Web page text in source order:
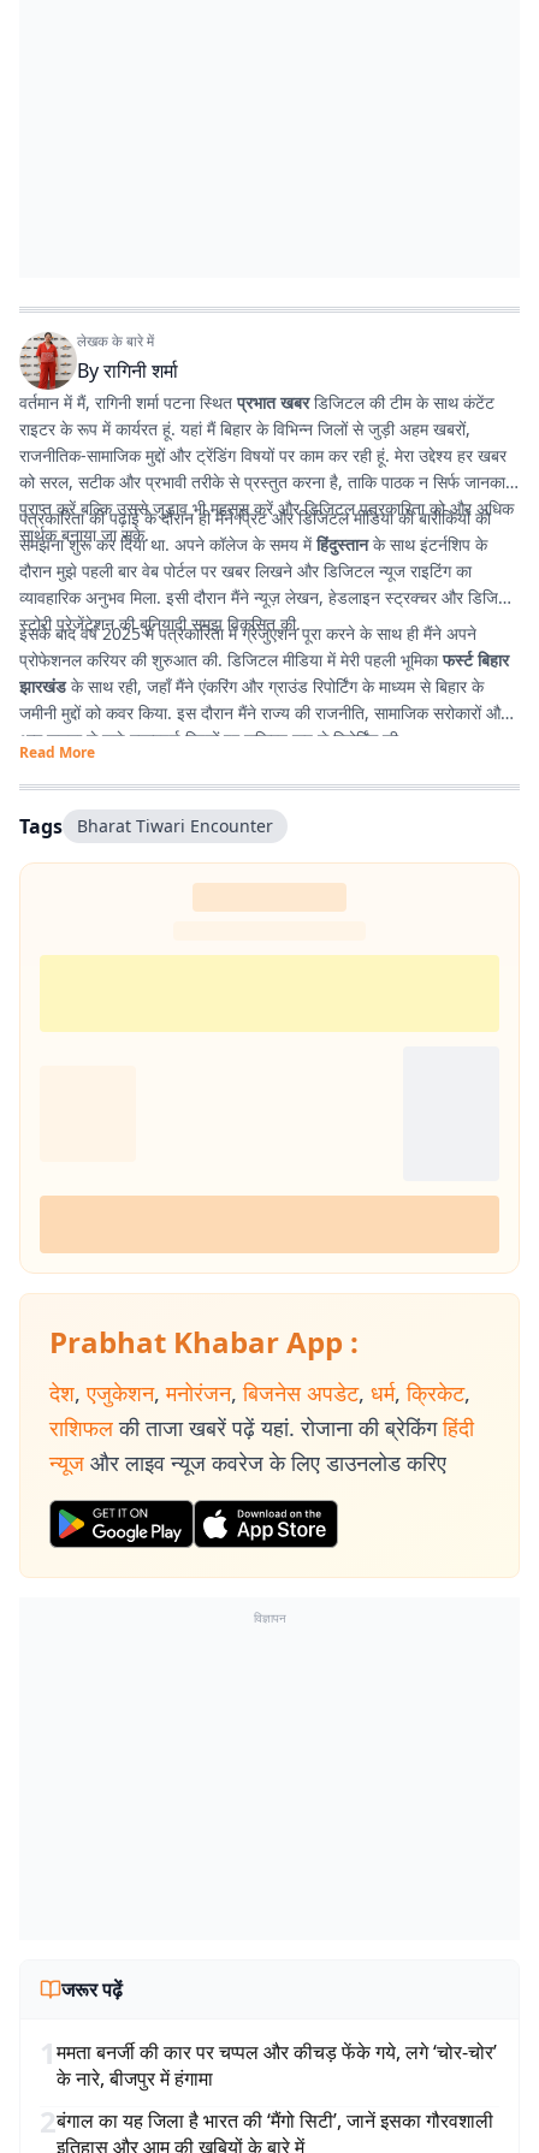
लेखक के बारे में
Byरागिनी शर्मा
वर्तमान में मैं, रागिनी शर्मा पटना स्थितप्रभात खबरडिजिटल की टीम के साथ कंटेंट
राइटर के रूप में कार्यरत हूं. यहां मैं बिहार के विभिन्न जिलों से जुड़ी अहम खबरों,
राजनीतिक-सामाजिक मुद्दों और ट्रेंडिंग विषयों पर काम कर रही हूं. मेरा उद्देश्य हर खबर
को सरल, सटीक और प्रभावी तरीके से प्रस्तुत करना है, ताकि पाठक न सिर्फ जानकारी
प्राप्त करें बल्कि उससे जुड़ाव भी महसूस करें और डिजिटल पत्रकारिता को और अधिक
सार्थक बनाया जा सके.
पत्रकारिता की पढ़ाई के दौरान ही मैंने प्रिंट और डिजिटल मीडिया की बारीकियों को
समझना शुरू कर दिया था. अपने कॉलेज के समय मेंहिंदुस्तानके साथ इंटर्नशिप के
दौरान मुझे पहली बार वेब पोर्टल पर खबर लिखने और डिजिटल न्यूज राइटिंग का
व्यावहारिक अनुभव मिला. इसी दौरान मैंने न्यूज़ लेखन, हेडलाइन स्ट्रक्चर और डिजिटल
स्टोरी प्रेजेंटेशन की बुनियादी समझ विकसित की.
इसके बाद वर्ष 2025 में पत्रकारिता में ग्रेजुएशन पूरा करने के साथ ही मैंने अपने
प्रोफेशनल करियर की शुरुआत की. डिजिटल मीडिया में मेरी पहली भूमिकाफर्स्ट बिहार
झारखंडके साथ रही, जहाँ मैंने एंकरिंग और ग्राउंड रिपोर्टिंग के माध्यम से बिहार के
जमीनी मुद्दों को कवर किया. इस दौरान मैंने राज्य की राजनीति, सामाजिक सरोकारों और
आम जनता से जुड़े महत्वपूर्ण विषयों पर सक्रिय रूप से रिपोर्टिंग की.
Read More
Tags Bharat Tiwari Encounter
Prabhat Khabar App :
देश, एजुकेशन, मनोरंजन, बिजनेस अपडेट, धर्म, क्रिकेट,
राशिफल की ताजा खबरें पढ़ें यहां. रोजाना की ब्रेकिंग हिंदी
न्यूज और लाइव न्यूज कवरेज के लिए डाउनलोड करिए
विज्ञापन
जरूर पढ़ें
1ममता बनर्जी की कार पर चप्पल और कीचड़ फेंके गये, लगे ‘चोर-चोर’
के नारे, बीजपुर में हंगामा
2बंगाल का यह जिला है भारत की ‘मैंगो सिटी’, जानें इसका गौरवशाली
इतिहास और आम की खूबियों के बारे में